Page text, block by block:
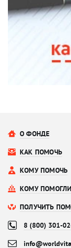
О ФОНДЕ
КАК ПОМОЧЬ
КОМУ ПОМОЧЬ
КОМУ ПОМОГЛИ
ПОЛУЧИТЬ
8 (800) 301-